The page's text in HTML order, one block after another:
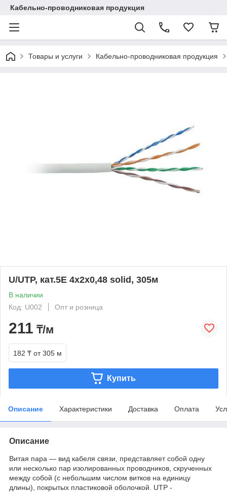
Кабельно-проводниковая продукция
Товары и услуги Кабельно-проводниковая продукция
U/UTP, кат.5Е 4х2х0,48 solid, 305м
В наличии
Код: U002
Опт и розница
211 ₸/м
182 ₸ от 305 м
Купить
Описание Характеристики Доставка Оплата
Описание
Витая пара — вид кабеля связи, представляет собой одну
или несколько пар изолированных проводников, скрученных
между собой (с небольшим числом витков на единицу
длины), покрытых пластиковой оболочкой. UTP -